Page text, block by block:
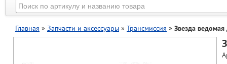
Главная » Запчасти и аксессуары » Трансмиссия » Звезда